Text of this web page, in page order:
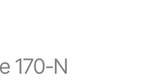
170-N